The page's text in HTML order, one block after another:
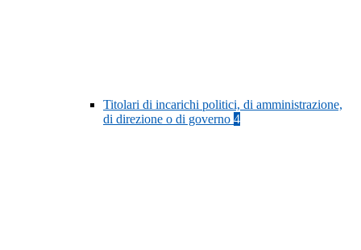
Titolari di incarichi politici, di amministrazione,
di direzione o di governo 4